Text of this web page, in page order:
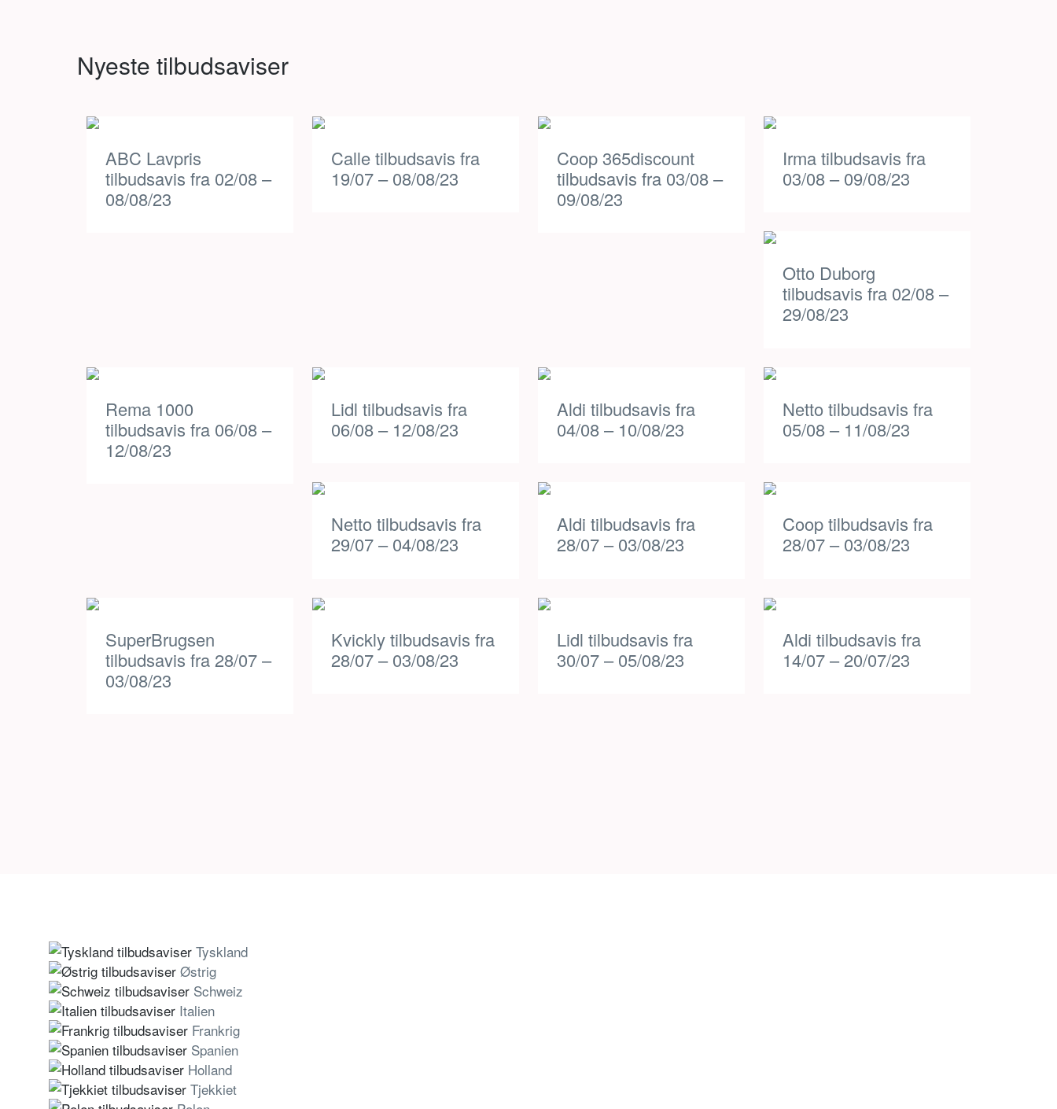
Nyeste tilbudsaviser
ABC Lavpris
tilbudsavis fra 02/08 –
08/08/23
Calle tilbudsavis fra
19/07 – 08/08/23
Coop 365discount
tilbudsavis fra 03/08 –
09/08/23
Irma tilbudsavis fra
03/08 – 09/08/23
Otto Duborg
tilbudsavis fra 02/08 –
29/08/23
Rema 1000
tilbudsavis fra 06/08 –
12/08/23
Lidl tilbudsavis fra
06/08 – 12/08/23
Aldi tilbudsavis fra
04/08 – 10/08/23
Netto tilbudsavis fra
05/08 – 11/08/23
Netto tilbudsavis fra
29/07 – 04/08/23
Aldi tilbudsavis fra
28/07 – 03/08/23
Coop tilbudsavis fra
28/07 – 03/08/23
SuperBrugsen
tilbudsavis fra 28/07 –
03/08/23
Kvickly tilbudsavis fra
28/07 – 03/08/23
Lidl tilbudsavis fra
30/07 – 05/08/23
Aldi tilbudsavis fra
14/07 – 20/07/23
Tyskland
Østrig
Schweiz
Italien
Frankrig
Spanien
Holland
Tjekkiet